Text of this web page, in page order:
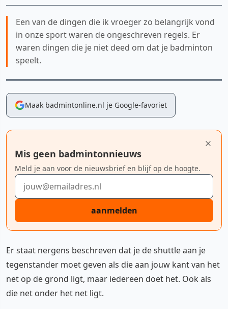
Een van de dingen die ik vroeger zo belangrijk vond
in onze sport waren de ongeschreven regels. Er
waren dingen die je niet deed om dat je badminton
speelt.
Maak badmintonline.nl je Google-favoriet
Mis geen badmintonnieuws
Meld je aan voor de nieuwsbrief en blijf op de hoogte.
E-mailadres
aanmelden
Er staat nergens beschreven dat je de shuttle aan je
tegenstander moet geven als die aan jouw kant van het
net op de grond ligt, maar iedereen doet het. Ook als
die net onder het net ligt.